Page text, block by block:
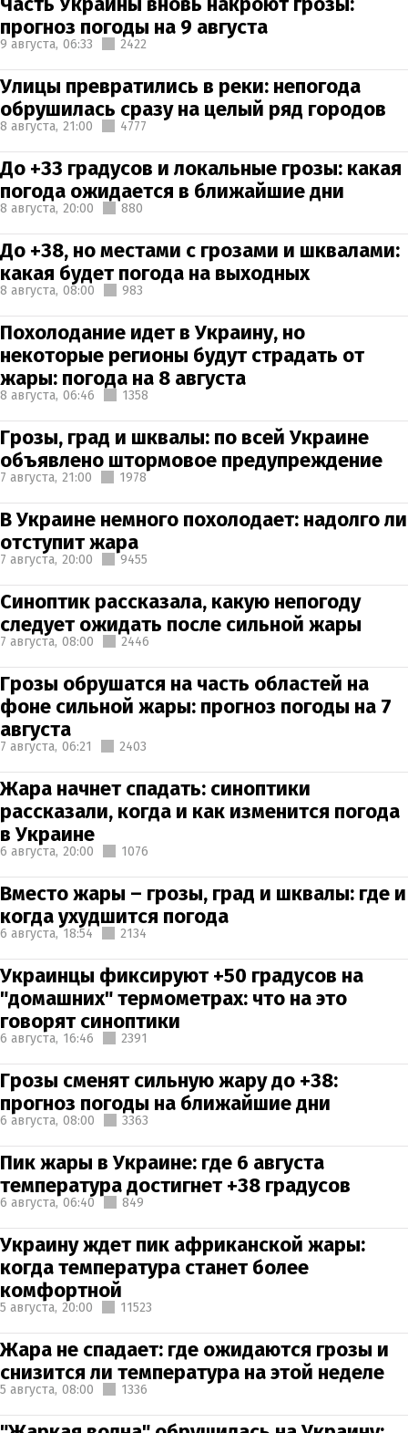
прогноз погоды на 9 августа
9 августа, 06:33 2422
Улицы превратились в реки: непогода
обрушилась сразу на целый ряд городов
8 августа, 21:00 4777
До +33 градусов и локальные грозы: какая
погода ожидается в ближайшие дни
8 августа, 20:00 880
До +38, но местами с грозами и шквалами:
какая будет погода на выходных
8 августа, 08:00 983
Похолодание идет в Украину, но
некоторые регионы будут страдать от
жары: погода на 8 августа
8 августа, 06:46 1358
Грозы, град и шквалы: по всей Украине
объявлено штормовое предупреждение
7 августа, 21:00 1978
В Украине немного похолодает: надолго ли
отступит жара
7 августа, 20:00 9455
Синоптик рассказала, какую непогоду
следует ожидать после сильной жары
7 августа, 08:00 2446
Грозы обрушатся на часть областей на
фоне сильной жары: прогноз погоды на 7
августа
7 августа, 06:21 2403
Жара начнет спадать: синоптики
рассказали, когда и как изменится погода
в Украине
6 августа, 20:00 1076
Вместо жары – грозы, град и шквалы: где и
когда ухудшится погода
6 августа, 18:54 2134
Украинцы фиксируют +50 градусов на
"домашних" термометрах: что на это
говорят синоптики
6 августа, 16:46 2391
Грозы сменят сильную жару до +38:
прогноз погоды на ближайшие дни
6 августа, 08:00 3363
Пик жары в Украине: где 6 августа
температура достигнет +38 градусов
6 августа, 06:40 849
Украину ждет пик африканской жары:
когда температура станет более
комфортной
5 августа, 20:00 11523
Жара не спадает: где ожидаются грозы и
снизится ли температура на этой неделе
5 августа, 08:00 1336